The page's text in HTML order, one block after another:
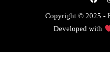
Copyright © 2025 -
Developed with